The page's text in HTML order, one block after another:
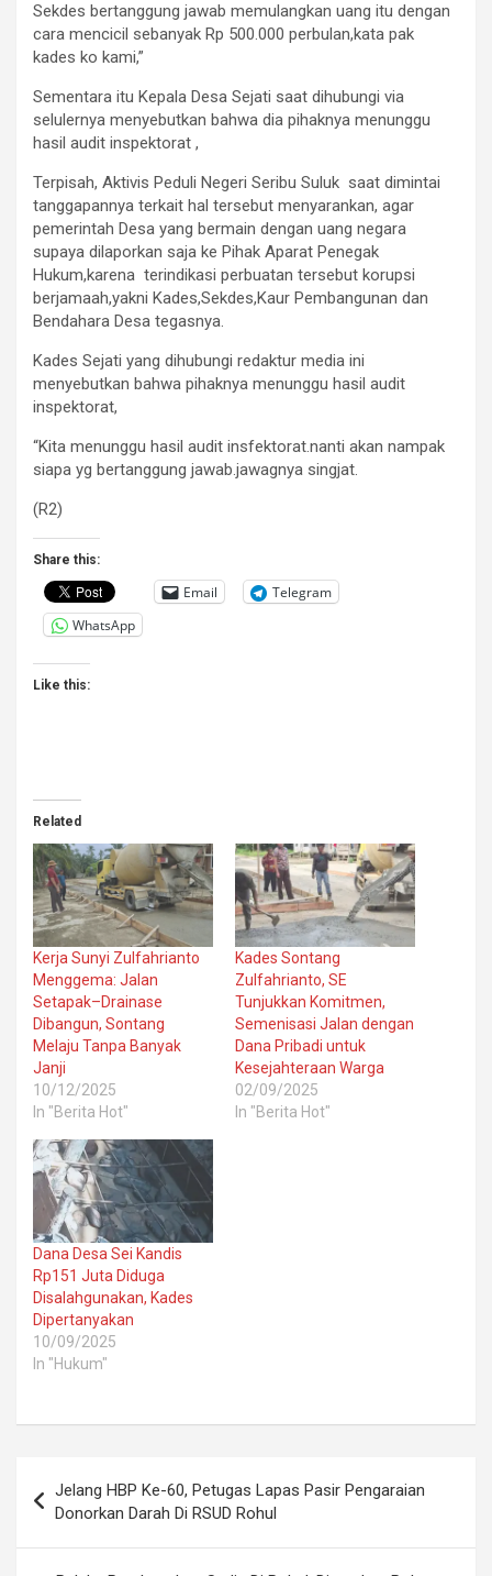
Sekdes bertanggung jawab memulangkan uang itu dengan
cara mencicil sebanyak Rp 500.000 perbulan,kata pak
kades ko kami,”
Sementara itu Kepala Desa Sejati saat dihubungi via
selulernya menyebutkan bahwa dia pihaknya menunggu
hasil audit inspektorat ,
Terpisah, Aktivis Peduli Negeri Seribu Suluk saat dimintai
tanggapannya terkait hal tersebut menyarankan, agar
pemerintah Desa yang bermain dengan uang negara
supaya dilaporkan saja ke Pihak Aparat Penegak
Hukum,karena terindikasi perbuatan tersebut korupsi
berjamaah,yakni Kades,Sekdes,Kaur Pembangunan dan
Bendahara Desa tegasnya.
Kades Sejati yang dihubungi redaktur media ini
menyebutkan bahwa pihaknya menunggu hasil audit
inspektorat,
“Kita menunggu hasil audit insfektorat.nanti akan nampak
siapa yg bertanggung jawab.jawagnya singjat.
(R2)
Share this:
Email
Telegram
WhatsApp
Like this:
Related
Kerja Sunyi Zulfahrianto
Menggema: Jalan
Setapak–Drainase
Dibangun, Sontang
Melaju Tanpa Banyak
Janji
10/12/2025
In "Berita Hot"
Kades Sontang
Zulfahrianto, SE
Tunjukkan Komitmen,
Semenisasi Jalan dengan
Dana Pribadi untuk
Kesejahteraan Warga
02/09/2025
In "Berita Hot"
Dana Desa Sei Kandis
Rp151 Juta Diduga
Disalahgunakan, Kades
Dipertanyakan
10/09/2025
In "Hukum"
navigation
Jelang HBP Ke-60, Petugas Lapas Pasir Pengaraian
Donorkan Darah Di RSUD Rohul